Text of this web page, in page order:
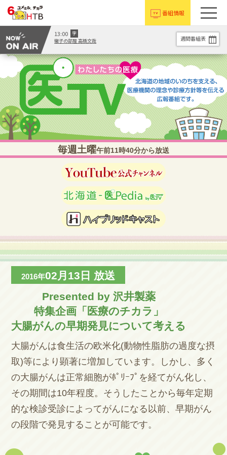
番組情報
13:00
字
徹子の部屋 高橋文哉
週間番組表
毎週土曜午前11時40分から放送
2016年02月13日 放送
Presented by 沢井製薬
特集企画「医療のチカラ」
大腸がんの早期発見について考える
大腸がんは食生活の欧米化(動物性脂肪の過度な摂
取)等により顕著に増加しています。しかし、多く
の大腸がんは正常細胞がﾎﾟﾘｰﾌﾟを経てがん化し、
その期間は10年程度。そうしたことから毎年定期
的な検診受診によってがんになる以前、早期がん
の段階で発見することが可能です。